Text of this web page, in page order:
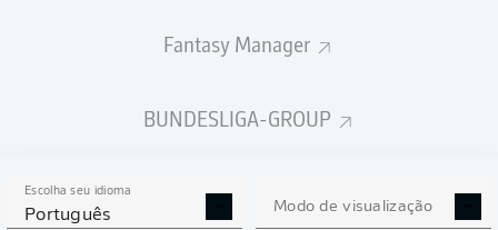
Fantasy Manager
BUNDESLIGA-GROUP
Escolha seu idioma
Português Modo de visualização
0